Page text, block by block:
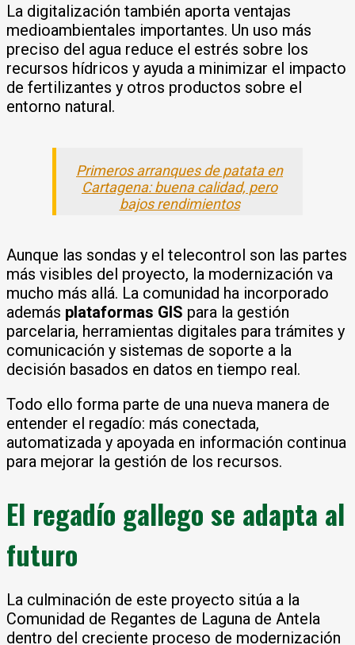
La digitalización también aporta ventajas
medioambientales importantes. Un uso más
preciso del agua reduce el estrés sobre los
recursos hídricos y ayuda a minimizar el impacto
de fertilizantes y otros productos sobre el
entorno natural.
Primeros arranques de patata en
Cartagena: buena calidad, pero
bajos rendimientos
Aunque las sondas y el telecontrol son las partes
más visibles del proyecto, la modernización va
mucho más allá. La comunidad ha incorporado
además plataformas GIS para la gestión
parcelaria, herramientas digitales para trámites y
comunicación y sistemas de soporte a la
decisión basados en datos en tiempo real.
Todo ello forma parte de una nueva manera de
entender el regadío: más conectada,
automatizada y apoyada en información continua
para mejorar la gestión de los recursos.
El regadío gallego se adapta al
futuro
La culminación de este proyecto sitúa a la
Comunidad de Regantes de Laguna de Antela
dentro del creciente proceso de modernización